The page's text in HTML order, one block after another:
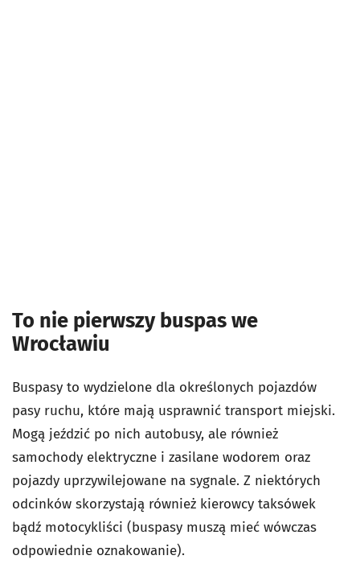
To nie pierwszy buspas we
Wrocławiu
Buspasy to wydzielone dla określonych pojazdów
pasy ruchu, które mają usprawnić transport miejski.
Mogą jeździć po nich autobusy, ale również
samochody elektryczne i zasilane wodorem oraz
pojazdy uprzywilejowane na sygnale. Z niektórych
odcinków skorzystają również kierowcy taksówek
bądź motocykliści (buspasy muszą mieć wówczas
odpowiednie oznakowanie).